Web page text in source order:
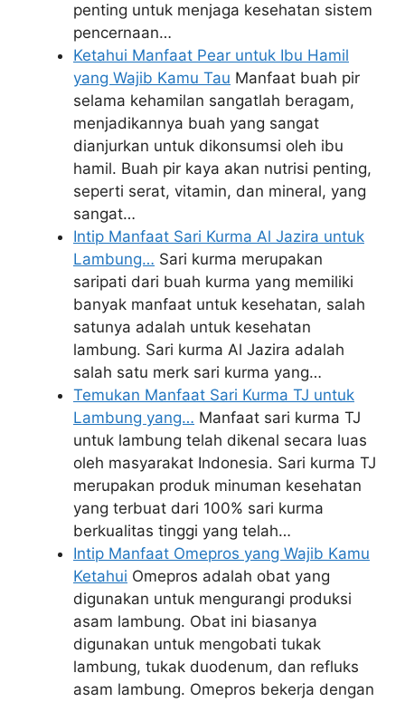
penting untuk menjaga kesehatan sistem
pencernaan…
Ketahui Manfaat Pear untuk Ibu Hamil
yang Wajib Kamu Tau Manfaat buah pir
selama kehamilan sangatlah beragam,
menjadikannya buah yang sangat
dianjurkan untuk dikonsumsi oleh ibu
hamil. Buah pir kaya akan nutrisi penting,
seperti serat, vitamin, dan mineral, yang
sangat…
Intip Manfaat Sari Kurma Al Jazira untuk
Lambung… Sari kurma merupakan
saripati dari buah kurma yang memiliki
banyak manfaat untuk kesehatan, salah
satunya adalah untuk kesehatan
lambung. Sari kurma Al Jazira adalah
salah satu merk sari kurma yang…
Temukan Manfaat Sari Kurma TJ untuk
Lambung yang… Manfaat sari kurma TJ
untuk lambung telah dikenal secara luas
oleh masyarakat Indonesia. Sari kurma TJ
merupakan produk minuman kesehatan
yang terbuat dari 100% sari kurma
berkualitas tinggi yang telah…
Intip Manfaat Omepros yang Wajib Kamu
Ketahui Omepros adalah obat yang
digunakan untuk mengurangi produksi
asam lambung. Obat ini biasanya
digunakan untuk mengobati tukak
lambung, tukak duodenum, dan refluks
asam lambung. Omepros bekerja dengan